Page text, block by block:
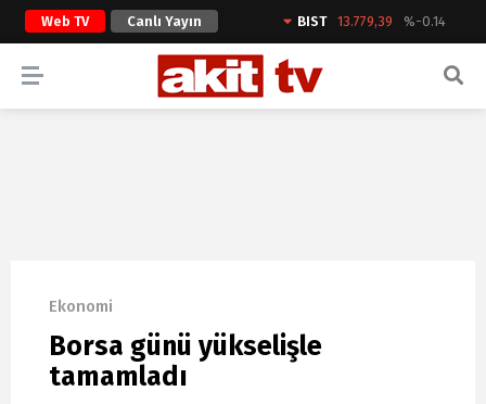
Web TV Canlı Yayın BIST 13.779,39 %-0.14
ARAMA YAP
Ekonomi
Borsa günü yükselişle
tamamladı